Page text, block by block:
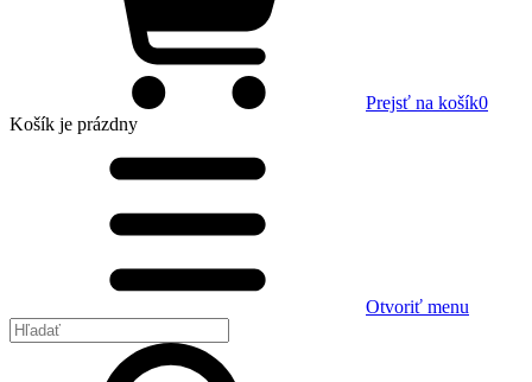
Prejsť na košík0
Košík je prázdny
Otvoriť menu